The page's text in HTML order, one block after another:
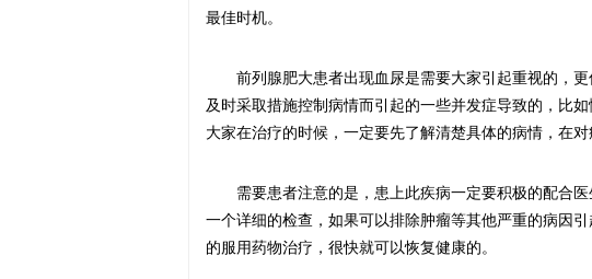
最佳时机。
前列腺肥大患者出现血尿是需要大家引起重视的，
及时采取措施控制病情而引起的一些并发症导致的，比
大家在治疗的时候，一定要先了解清楚具体的病情，在对
需要患者注意的是，患上此疾病一定要积极的配合
一个详细的检查，如果可以排除肿瘤等其他严重的病因
的服用药物治疗，很快就可以恢复健康的。